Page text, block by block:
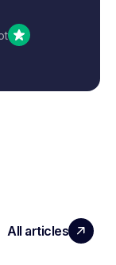
All articles